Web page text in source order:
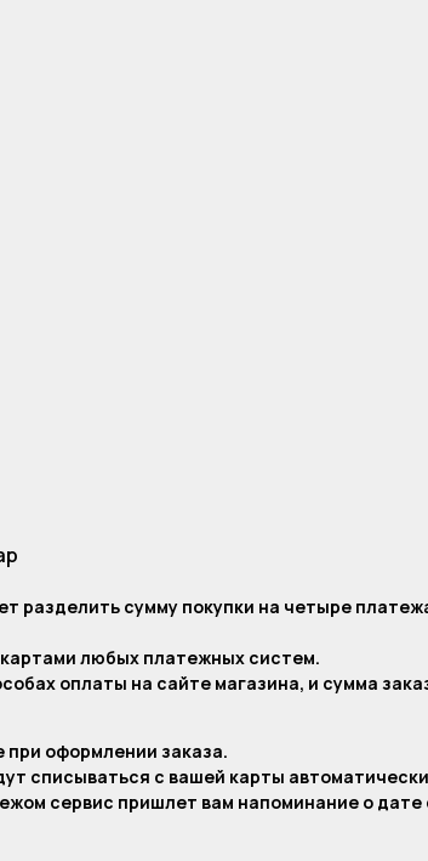
разделить сумму покупки на четыре
любых платежных систем.
оплаты на сайте магазина, и сумма
оформлении заказа.
списываться с вашей карты
сервис пришлет вам напоминание о дате